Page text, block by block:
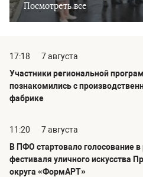
Посмотреть все
17:18
7 августа
Участники региональной
познакомились с
фабрике
11:20
7 августа
В ПФО стартовало голосование
фестиваля уличного искусства
округа «ФормАРТ»